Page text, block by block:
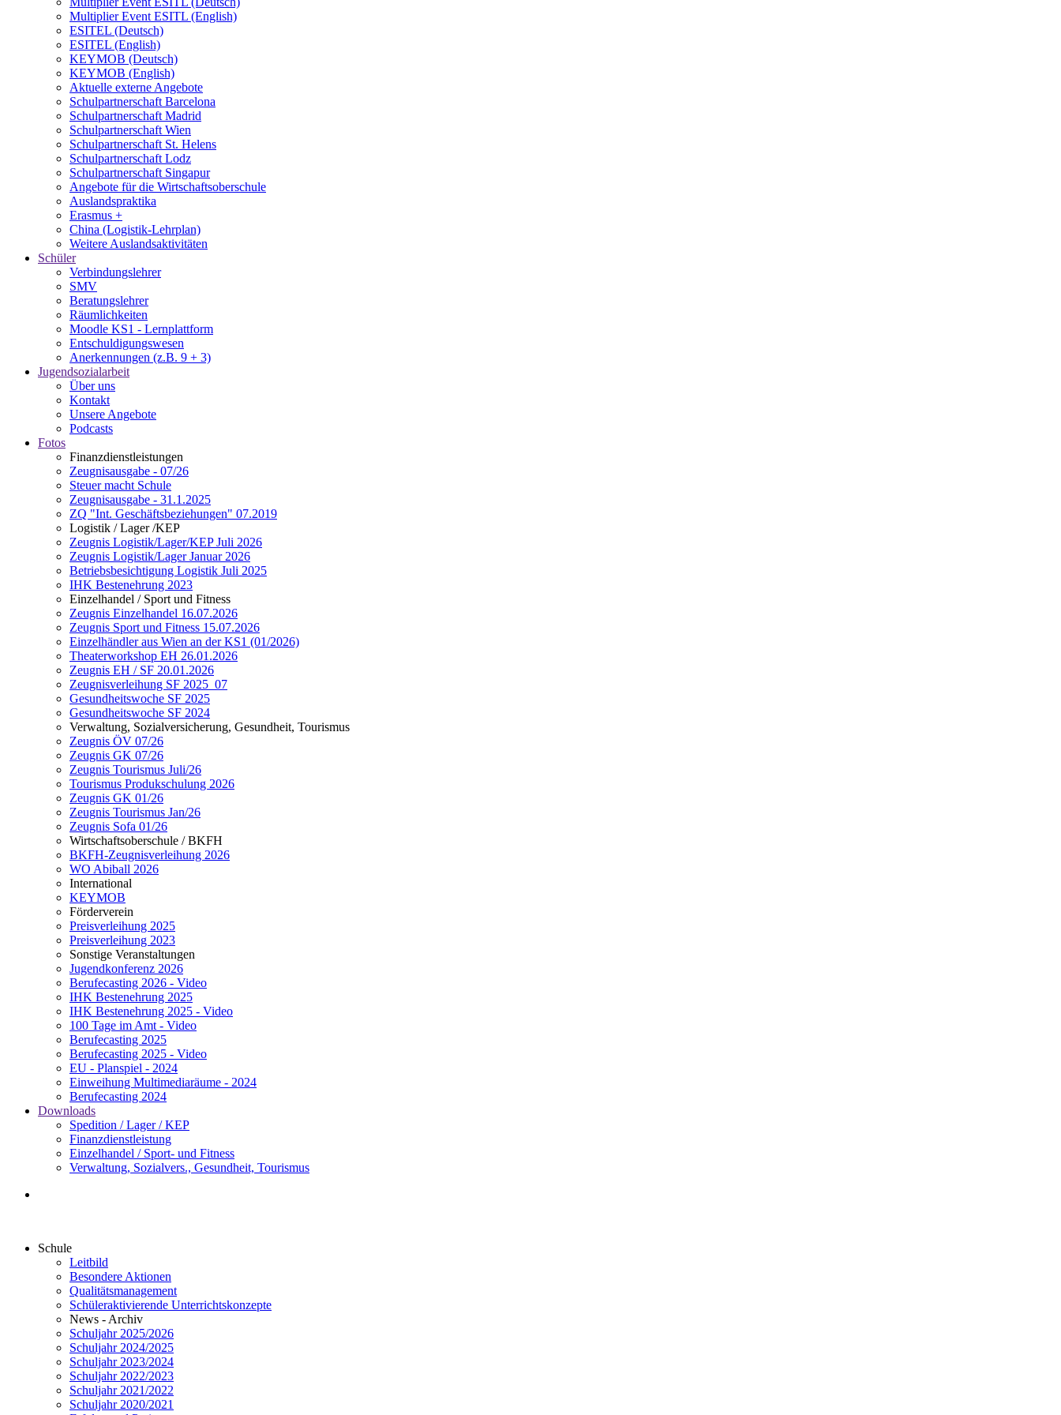
Multiplier Event ESITL (English)
ESITEL (Deutsch)
ESITEL (English)
KEYMOB (Deutsch)
KEYMOB (English)
Aktuelle externe Angebote
Schulpartnerschaft Barcelona
Schulpartnerschaft Madrid
Schulpartnerschaft Wien
Schulpartnerschaft St. Helens
Schulpartnerschaft Lodz
Schulpartnerschaft Singapur
Angebote für die Wirtschaftsoberschule
Auslandspraktika
Erasmus +
China (Logistik-Lehrplan)
Weitere Auslandsaktivitäten
Schüler
Verbindungslehrer
SMV
Beratungslehrer
Räumlichkeiten
Moodle KS1 - Lernplattform
Entschuldigungswesen
Anerkennungen (z.B. 9 + 3)
Jugendsozialarbeit
Über uns
Kontakt
Unsere Angebote
Podcasts
Fotos
Finanzdienstleistungen
Zeugnisausgabe - 07/26
Steuer macht Schule
Zeugnisausgabe - 31.1.2025
ZQ "Int. Geschäftsbeziehungen" 07.2019
Logistik / Lager /KEP
Zeugnis Logistik/Lager/KEP Juli 2026
Zeugnis Logistik/Lager Januar 2026
Betriebsbesichtigung Logistik Juli 2025
IHK Bestenehrung 2023
Einzelhandel / Sport und Fitness
Zeugnis Einzelhandel 16.07.2026
Zeugnis Sport und Fitness 15.07.2026
Einzelhändler aus Wien an der KS1 (01/2026)
Theaterworkshop EH 26.01.2026
Zeugnis EH / SF 20.01.2026
Zeugnisverleihung SF 2025_07
Gesundheitswoche SF 2025
Gesundheitswoche SF 2024
Verwaltung, Sozialversicherung, Gesundheit, Tourismus
Zeugnis ÖV 07/26
Zeugnis GK 07/26
Zeugnis Tourismus Juli/26
Tourismus Produkschulung 2026
Zeugnis GK 01/26
Zeugnis Tourismus Jan/26
Zeugnis Sofa 01/26
Wirtschaftsoberschule / BKFH
BKFH-Zeugnisverleihung 2026
WO Abiball 2026
International
KEYMOB
Förderverein
Preisverleihung 2025
Preisverleihung 2023
Sonstige Veranstaltungen
Jugendkonferenz 2026
Berufecasting 2026 - Video
IHK Bestenehrung 2025
IHK Bestenehrung 2025 - Video
100 Tage im Amt - Video
Berufecasting 2025
Berufecasting 2025 - Video
EU - Planspiel - 2024
Einweihung Multimediaräume - 2024
Berufecasting 2024
Downloads
Spedition / Lager / KEP
Finanzdienstleistung
Einzelhandel / Sport- und Fitness
Verwaltung, Sozialvers., Gesundheit, Tourismus
Schule
Leitbild
Besondere Aktionen
Qualitätsmanagement
Schüleraktivierende Unterrichtskonzepte
News - Archiv
Schuljahr 2025/2026
Schuljahr 2024/2025
Schuljahr 2023/2024
Schuljahr 2022/2023
Schuljahr 2021/2022
Schuljahr 2020/2021